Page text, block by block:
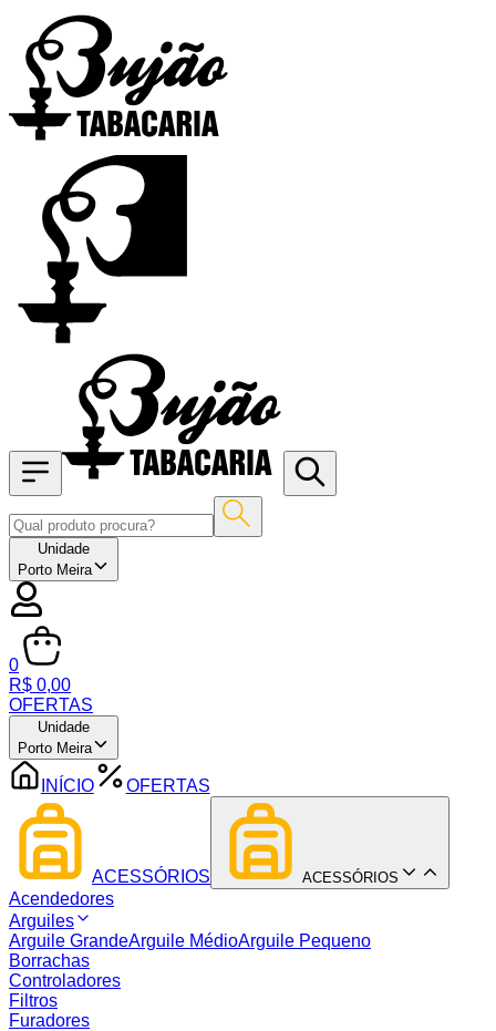
Unidade
Porto Meira
0
R$ 0,00
OFERTAS
Unidade
Porto Meira
INÍCIO OFERTAS
ACESSÓRIOS ACESSÓRIOS
Acendedores
Arguiles
Arguile GrandeArguile MédioArguile Pequeno
Borrachas
Controladores
Filtros
Furadores